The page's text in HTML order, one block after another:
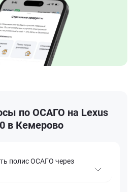
по ОСАГО на Lexus
в Кемерово
полис ОСАГО через